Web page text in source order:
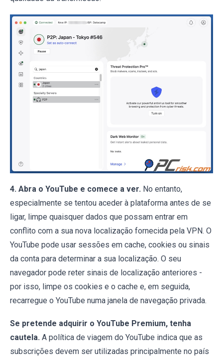
4. Abra o YouTube e comece a ver. No entanto,
especialmente se tentou aceder à plataforma antes de se
ligar, limpe quaisquer dados que possam entrar em
conflito com a sua nova localização fornecida pela VPN. O
YouTube pode usar sessões em cache, cookies ou sinais
da conta para determinar a sua localização. O seu
navegador pode reter sinais de localização anteriores -
por isso, limpe os cookies e o cache e, em seguida,
recarregue o YouTube numa janela de navegação privada.
Se pretende adquirir o YouTube Premium, tenha
cautela. A política de viagem do YouTube indica que as
subscrições devem ser utilizadas principalmente no país